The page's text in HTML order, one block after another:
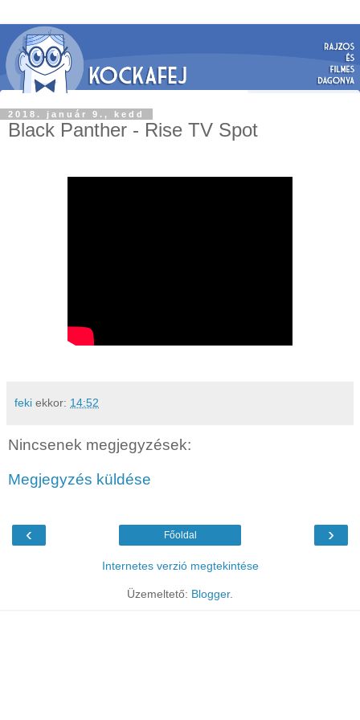
2018. január 9., kedd
Black Panther - Rise TV Spot
feki ekkor: 14:52
Nincsenek megjegyzések:
Megjegyzés küldése
‹ ›
Főoldal
Internetes verzió megtekintése
Üzemeltető: Blogger.